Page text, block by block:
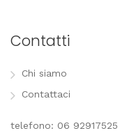
Contatti
Chi siamo
Contattaci
telefono: 06 92917525